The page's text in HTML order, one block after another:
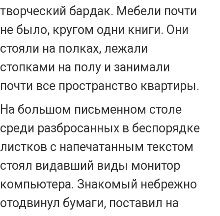
творческий бардак. Мебели почти
не было, кругом одни книги. Они
стояли на полках, лежали
стопками на полу и занимали
почти все пространство квартиры.
На большом письменном столе
среди разбросанных в беспорядке
листков с напечатанным текстом
стоял видавший виды монитор
компьютера. Знакомый небрежно
отодвинул бумаги, поставил на